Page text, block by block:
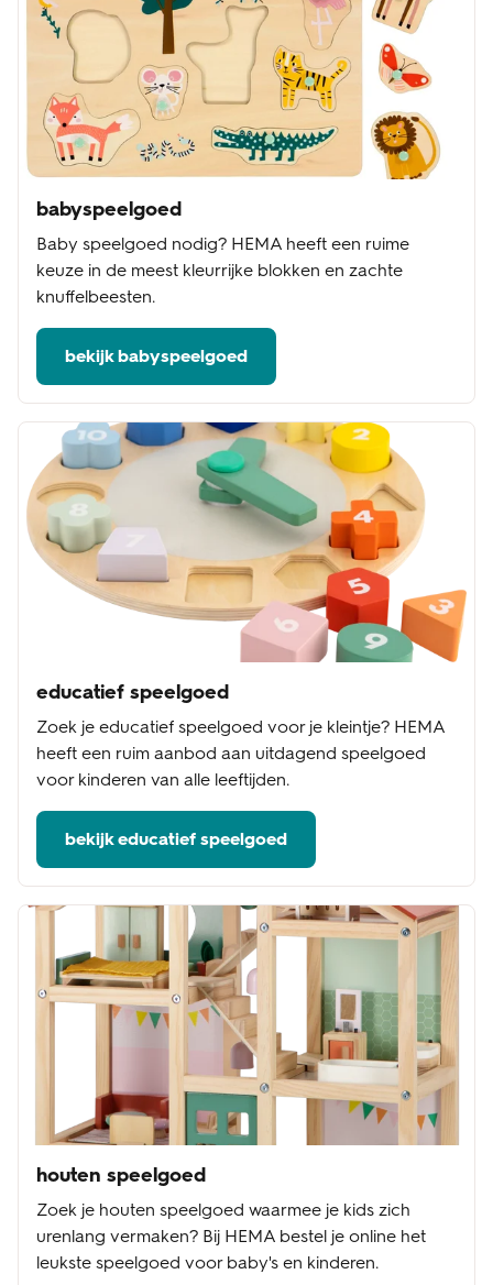
babyspeelgoed
Baby speelgoed nodig? HEMA heeft een ruime
keuze in de meest kleurrijke blokken en zachte
knuffelbeesten.
bekijk babyspeelgoed
educatief speelgoed
Zoek je educatief speelgoed voor je kleintje? HEMA
heeft een ruim aanbod aan uitdagend speelgoed
voor kinderen van alle leeftijden.
bekijk educatief speelgoed
houten speelgoed
Zoek je houten speelgoed waarmee je kids zich
urenlang vermaken? Bij HEMA bestel je online het
leukste speelgoed voor baby's en kinderen.